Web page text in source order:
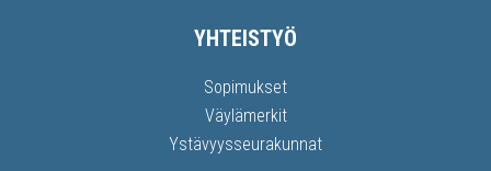
YHTEISTYÖ
Sopimukset
Väylämerkit
Ystävyysseurakunnat